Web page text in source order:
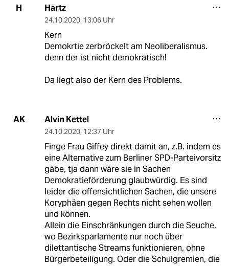
H Hartz
24.10.2020, 13:06 Uhr
Kern
Demokrtie zerbröckelt am Neoliberalismus.
denn der ist nicht demokratisch!
Da liegt also der Kern des Problems.
AK Alvin Kettel
24.10.2020, 12:37 Uhr
Finge Frau Giffey direkt damit an, z.B. indem es
eine Alternative zum Berliner SPD-Parteivorsitz
gäbe, tja dann wäre sie in Sachen
Demokratieförderung glaubwürdig. Es sind
leider die offensichtlichen Sachen, die unsere
Koryphäen gegen Rechts nicht sehen wollen
und können.
Allein die Einschränkungen durch die Seuche,
wo Bezirksparlamente nur noch über
dilettantische Streams funktionieren, ohne
Bürgerbeteiligung. Oder die Schulgremien, die